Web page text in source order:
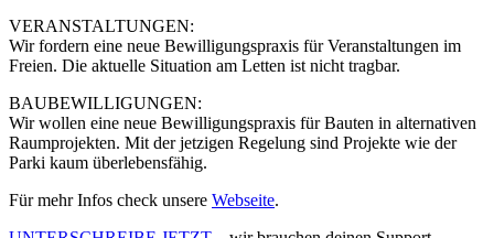
VERANSTALTUNGEN:
Wir fordern eine neue Bewilligungspraxis für Veranstaltungen im
Freien. Die aktuelle Situation am Letten ist nicht tragbar.
BAUBEWILLIGUNGEN:
Wir wollen eine neue Bewilligungspraxis für Bauten in alternativen
Raumprojekten. Mit der jetzigen Regelung sind Projekte wie der
Parki kaum überlebensfähig.
Für mehr Infos check unsere Webseite.